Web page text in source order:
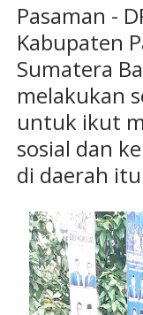
Pasaman -
Kabupaten
Sumatera
melakukan
untuk ikut
sosial dan
di daerah